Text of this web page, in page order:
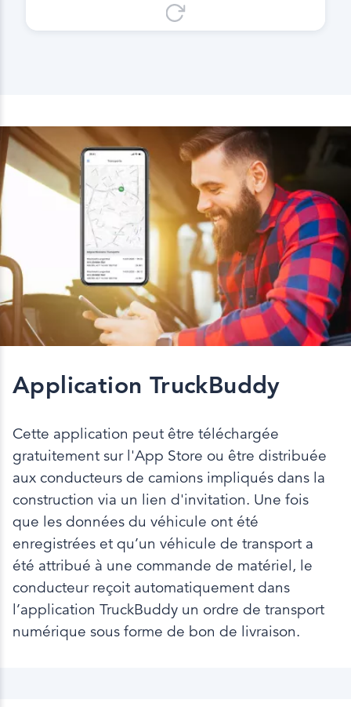
Application TruckBuddy
Cette application peut être téléchargée
gratuitement sur l'App Store ou être distribuée
aux conducteurs de camions impliqués dans la
construction via un lien d'invitation. Une fois
que les données du véhicule ont été
enregistrées et qu’un véhicule de transport a
été attribué à une commande de matériel, le
conducteur reçoit automatiquement dans
l’application TruckBuddy un ordre de transport
numérique sous forme de bon de livraison.